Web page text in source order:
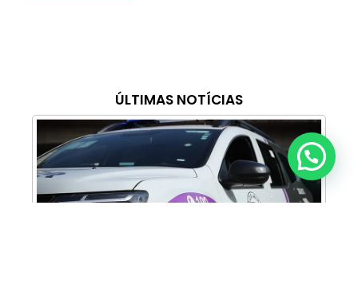
ÚLTIMAS NOTÍCIAS
Anunciar ou recomendar matéria